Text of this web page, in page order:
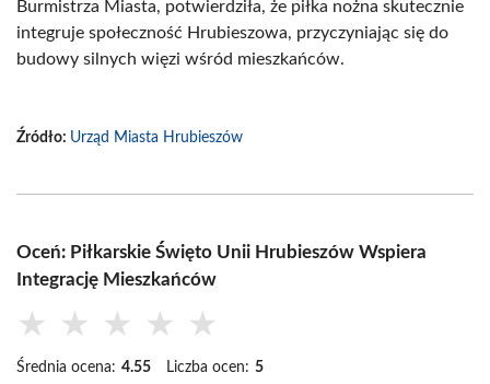
Burmistrza Miasta, potwierdziła, że piłka nożna skutecznie
integruje społeczność Hrubieszowa, przyczyniając się do
budowy silnych więzi wśród mieszkańców.
Źródło: Urząd Miasta Hrubieszów
Oceń: Piłkarskie Święto Unii Hrubieszów Wspiera
Integrację Mieszkańców
★ ★ ★ ★ ★
Średnia ocena: 4.55 Liczba ocen: 5